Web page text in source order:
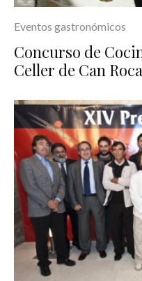
Eventos gastronómicos
Concurso de
Celler de Can Roca